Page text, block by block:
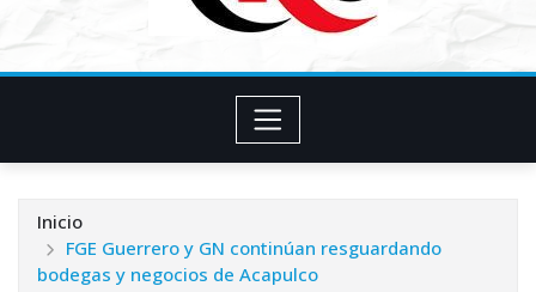
Inicio
FGE Guerrero y GN continúan resguardando
bodegas y negocios de Acapulco